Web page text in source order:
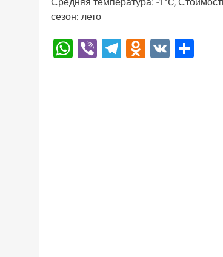
сезон: лето
WhatsApp
ViberTelegram
VK